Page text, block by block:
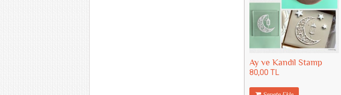
Ay ve Kandil Stamp
80,00 TL